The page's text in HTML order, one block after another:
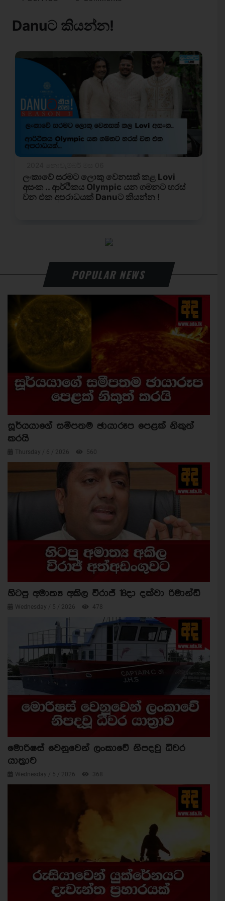
POPULAR NEWS
සූර්යයාගේ සමීපතම ඡායාරූප පෙළක් නිකුත්
කරයි
Thursday / 6 / 2026 560
හිටපු අමාත්‍ය අකිල විරාජ් 18දා දක්වා රිමාන්ඩ්
Wednesday / 5 / 2026 478
මොරිෂස් වෙනුවෙන් ලංකාවේ නිපදවූ ධීවර
යාත්‍රාව
Wednesday / 5 / 2026 368